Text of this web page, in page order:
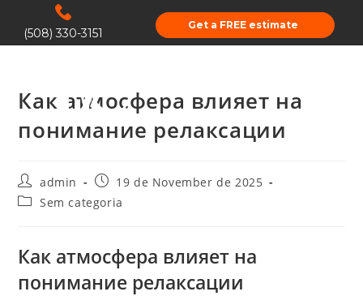
(508) 330-3151
Get a FREE estimate
Как атмосфера влияет на
понимание релаксации
admin
19 de November de 2025
Sem categoria
Как атмосфера влияет на
понимание релаксации